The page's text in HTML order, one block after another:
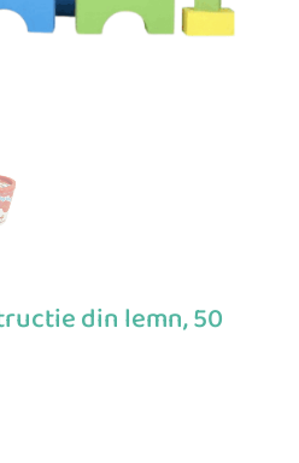
din lemn, 50